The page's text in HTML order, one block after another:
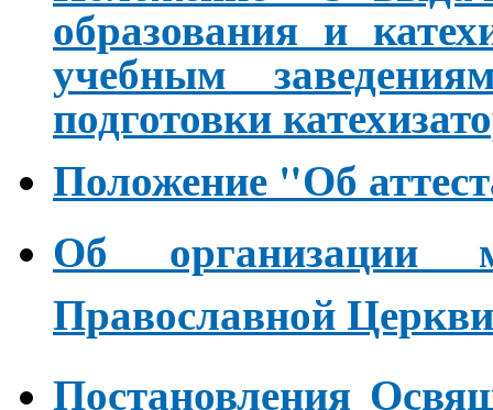
образования и
учебным
подготовки
Положение "Об
Об организации
Православной Церкви
Постановления